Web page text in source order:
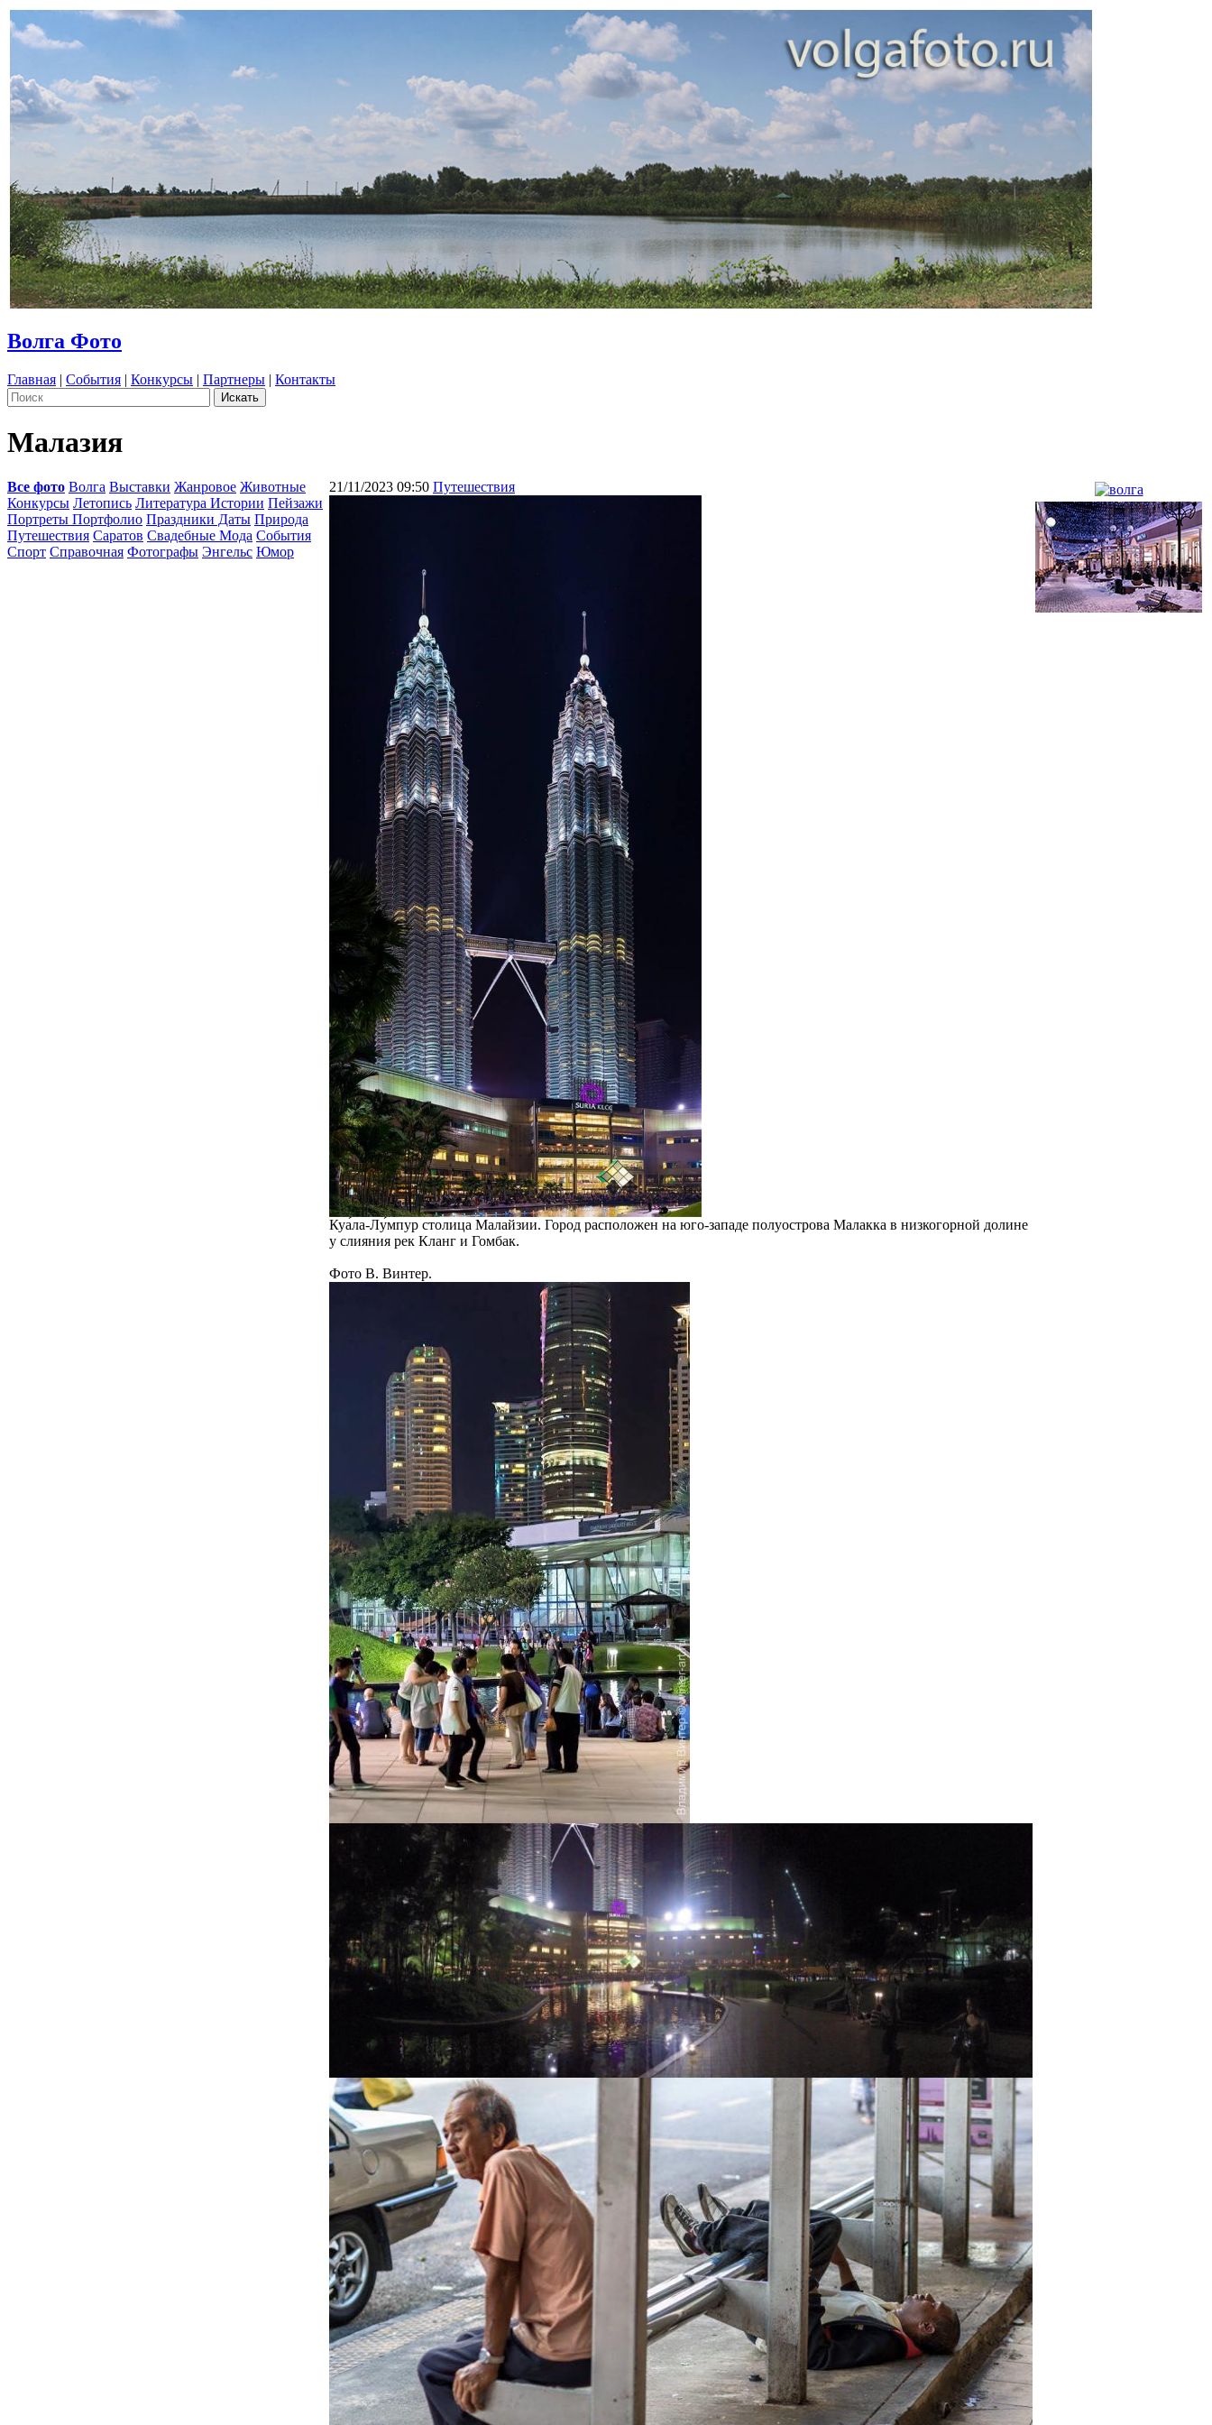
Волга Фото
Главная | События | Конкурсы | Партнеры | Контакты
Малазия
Все фото Волга Выставки Жанровое Животные
Конкурсы Летопись Литература Истории Пейзажи
Портреты Портфолио Праздники Даты Природа
Путешествия Саратов Свадебные Мода События
Спорт Справочная Фотографы Энгельс Юмор
21/11/2023 09:50 Путешествия
Куа́ла-Лу́мпур столица Малайзии. Город расположен на юго-западе полуострова Малакка в низкогорной долине
у слияния рек Кланг и Гомбак.
Фото В. Винтер.